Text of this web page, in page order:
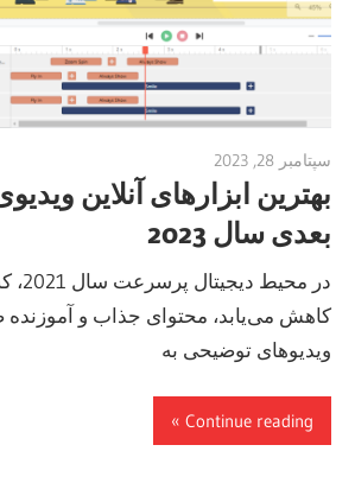
سپتامبر 28, 2023
بهترین ابزارهای آنلاین
بعدی سال 2023
در
کاهش می‌یابد، محتوای جذاب و
ویدیوهای توضیحی به
Continue reading